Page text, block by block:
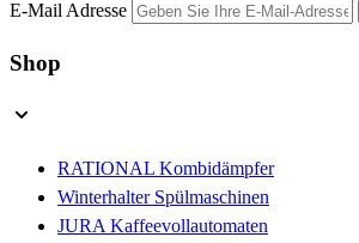
E-Mail Adresse
Shop
RATIONAL Kombidämpfer
Winterhalter Spülmaschinen
JURA Kaffeevollautomaten